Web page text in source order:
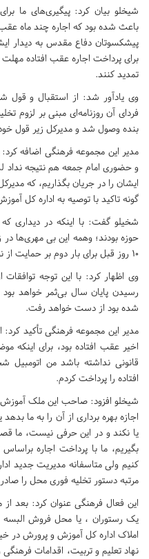
شیخلو بیان کرد: پیگیری‌های ما
باعث شده بود که اجاره چند ماه
پیشکسوتان دفاع مقدس به دیدار
تمدید کنند.
وی یادآور شد: از استقبال و قول
بنده وصول شد و مدیرکل زیر قول
مدیر این مجموعه فرهنگی اضافه
و حضوری امام جمعه هم نتیجه نداد
ایشان را در جریان بگذاریم، که
گونه تاکید با توصیه به اداره کل
شخیلو گفت: با اینکه در دیداری که
حوزه بودند؛ وهمه این بی مهری‌ها
۱۰ روز قبل برای بار دوم بر حمایت از نوشت افزار ایرانی تأکید کرده بودند.
وی اظهار کرد: با این توجه توافقات
رسیدن پایان سال بی‌ثمر خواهد
شده بود از دست خواهد رفت.
مدیر این مجموعه فرهنگی تأکید
اخیر عقب افتاده بود، برای اینکه
قانونی نداشته باشد من
افتاده را پرداخت کردم.
شیخلو افزود: صاحب این ملک
اجازه بهره برداری از آن را به ما
یا نکند و در این حرفی نیست، ما
بگیریم، ما با پرداخت اجاره
کنیم ولی متاسفانه مدیریت جدید
مرتبه دستور تخلیه فوری محل را
این فعال فرهنگی عنوان کرد: بعد
یک رستوران ، یا محل فروش البسه
املاک اداره کل آموزش و پرورش در
نهاد تعلیم و تربیت، اقدامات